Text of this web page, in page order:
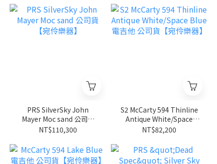
PRS SilverSky John
Mayer Moc sand 公司貨
【宛伶樂器】
NT$110,300
S2 McCarty 594 Thinline
Antique White/Space
Blue 電吉他 公司貨【宛伶
NT$82,200